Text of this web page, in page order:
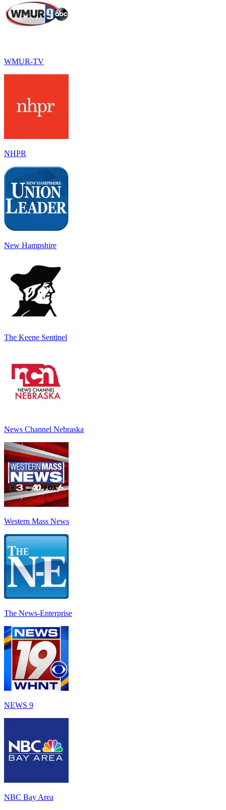
WMUR-TV
NHPR
New Hampshire
The Keene Sentinel
News Channel Nebraska
Western Mass News
The News-Enterprise
NEWS 9
NBC Bay Area